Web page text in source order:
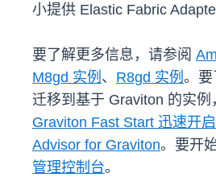
小提供 Elastic Fabric
要了解更多信息，请参阅
M8gd 实例 、 R8gd 实例 。要
迁移到基于 Graviton 的实例
Graviton Fast Start 迅速开
Advisor for Graviton。要开
管理控制台。